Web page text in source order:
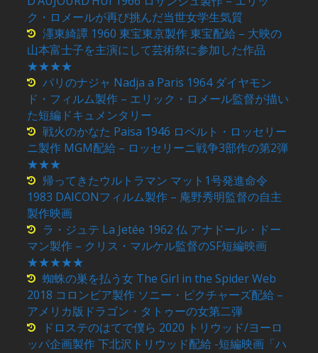
ク・ロメールが再び挑んだ当世女学生気質
濹東綺譚 1960 東宝東京製作 東宝配給 – 大映の
山本富士子を主演にして芸術祭に参加した作品
★★★★
パリのナジャ Nadja a Paris 1964 ダイヤモン
ド・フィルム製作 – エリック・ロメール監督が描い
た短編ドキュメンタリー
戦火のかなた Paisa 1946 ロベルト・ロッセリー
ニ製作 MGM配給 – ロッセリーニ戦争3部作の第2弾
★★★
帰ってきたウルトラマン マット1号発進命令
1983 DAICONフィルム製作 – 庵野秀明監督の自主
製作映画
ラ・ジュテ La Jetée 1962 仏 アナドール・ドー
マン製作 – クリス・マルケル監督のSF短編映画
★★★★★
蜘蛛の巣を払う女 The Girl in the Spider Web
2018 コロンビア製作 ソニー・ピクチャーズ配給 –
アメリカ版ドラゴン・タトゥーの女第二弾
ドロステのはてで僕ら 2020 トリウッド/ヨーロ
ッパ企画製作 下北沢トリウッド配給 -短編映画「ハ